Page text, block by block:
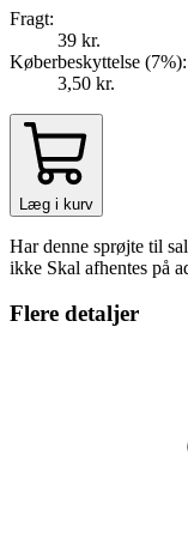
Fragt:
39 kr.
Køberbeskyttelse (7%):
3,50 kr.
Læg i kurv
Har denne sprøjte til
ikke Skal afhentes på
Flere detaljer